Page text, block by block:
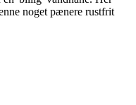
noget pænere rustfrit